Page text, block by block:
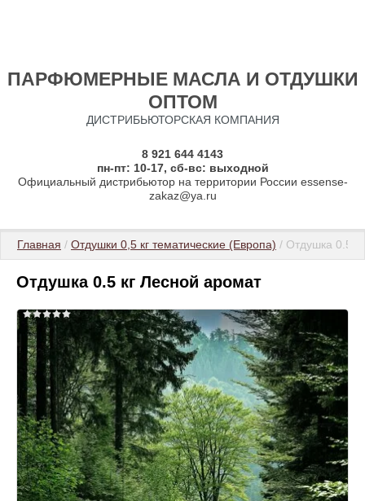
ПАРФЮМЕРНЫЕ МАСЛА И ОТДУШКИ
ОПТОМ
ДИСТРИБЬЮТОРСКАЯ КОМПАНИЯ
8 921 644 4143
пн-пт: 10-17, сб-вс: выходной
Официальный дистрибьютор на территории России essense-
zakaz@ya.ru
Главная / Отдушки 0,5 кг тематические (Европа) / Отдушка 0.5
Отдушка 0.5 кг Лесной аромат